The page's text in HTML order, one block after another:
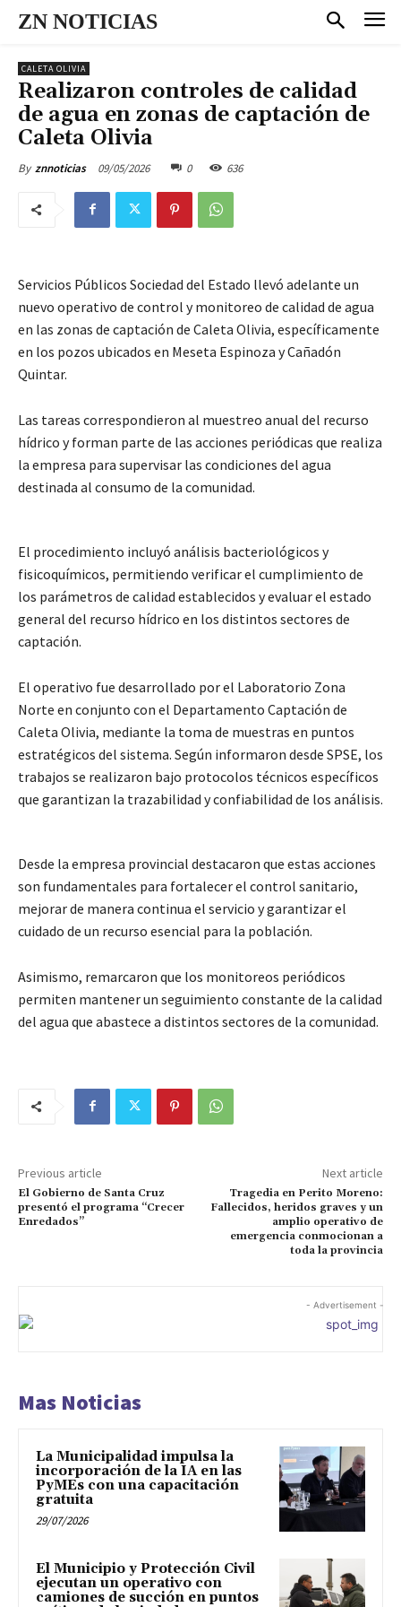
ZN NOTICIAS
CALETA OLIVIA
Realizaron controles de calidad
de agua en zonas de captación de
Caleta Olivia
By znnoticias 09/05/2026 0 636
Servicios Públicos Sociedad del Estado llevó adelante un
nuevo operativo de control y monitoreo de calidad de agua
en las zonas de captación de Caleta Olivia, específicamente
en los pozos ubicados en Meseta Espinoza y Cañadón
Quintar.
Las tareas correspondieron al muestreo anual del recurso
hídrico y forman parte de las acciones periódicas que realiza
la empresa para supervisar las condiciones del agua
destinada al consumo de la comunidad.
El procedimiento incluyó análisis bacteriológicos y
fisicoquímicos, permitiendo verificar el cumplimiento de
los parámetros de calidad establecidos y evaluar el estado
general del recurso hídrico en los distintos sectores de
captación.
El operativo fue desarrollado por el Laboratorio Zona
Norte en conjunto con el Departamento Captación de
Caleta Olivia, mediante la toma de muestras en puntos
estratégicos del sistema. Según informaron desde SPSE, los
trabajos se realizaron bajo protocolos técnicos específicos
que garantizan la trazabilidad y confiabilidad de los análisis.
Desde la empresa provincial destacaron que estas acciones
son fundamentales para fortalecer el control sanitario,
mejorar de manera continua el servicio y garantizar el
cuidado de un recurso esencial para la población.
Asimismo, remarcaron que los monitoreos periódicos
permiten mantener un seguimiento constante de la calidad
del agua que abastece a distintos sectores de la comunidad.
Previous article
El Gobierno de Santa Cruz
presentó el programa “Crecer
Enredados”
Next article
Tragedia en Perito Moreno:
Fallecidos, heridos graves y un
amplio operativo de
emergencia conmocionan a
toda la provincia
- Advertisement -
Mas Noticias
La Municipalidad impulsa la
incorporación de la IA en las
PyMEs con una capacitación
gratuita
29/07/2026
El Municipio y Protección Civil
ejecutan un operativo con
camiones de succión en puntos